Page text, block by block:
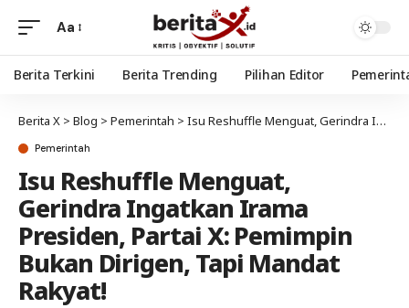
Aa
Berita Terkini Berita Trending Pilihan Editor
Berita X > Blog > Pemerintah > Isu Reshuffle Menguat, Gerindra Ingatkan Irama Presiden, Partai X: Pemimpin Bukan Dirigen, Tapi Mandat Rakyat!
Pemerintah
Isu Reshuffle Menguat,
Gerindra Ingatkan Irama
Presiden, Partai X: Pemimpin
Bukan Dirigen, Tapi Mandat
Rakyat!